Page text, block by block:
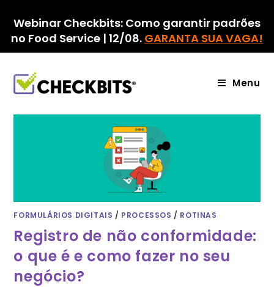
para
conteúdo
Webinar Checkbits: Como garantir padrões
no Food Service | 12/08. GARANTA SUA VAGA!
Menu
FORMULÁRIOS DIGITAIS / PROCESSOS / ROTINAS
Registro de não conformidade:
o que é e como fazer no seu
negócio?